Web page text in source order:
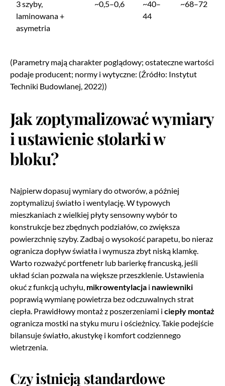
3 szyby,
laminowana +
asymetria
~0,5–0,6
~40–
44
~68–72
(Parametry mają charakter poglądowy; ostateczne wartości
podaje producent; normy i wytyczne: (Źródło: Instytut
Techniki Budowlanej, 2022))
Jak zoptymalizować wymiary
i ustawienie stolarki w
bloku?
Najpierw dopasuj wymiary do otworów, a później
zoptymalizuj światło i wentylację. W typowych
mieszkaniach z wielkiej płyty sensowny wybór to
konstrukcje bez zbędnych podziałów, co zwiększa
powierzchnię szyby. Zadbaj o wysokość parapetu, bo nieraz
ogranicza dopływ światła i wymusza zbyt niską klamkę.
Warto rozważyć portfenetr lub barierkę francuską, jeśli
układ ścian pozwala na większe przeszklenie. Ustawienia
okuć z funkcją uchyłu, mikrowentylacja i nawiewniki
poprawią wymianę powietrza bez odczuwalnych strat
ciepła. Prawidłowy montaż z poszerzeniami i ciepły montaż
ogranicza mostki na styku muru i ościeżnicy. Takie podejście
bilansuje światło, akustykę i komfort codziennego
wietrzenia.
Czy istnieją standardowe